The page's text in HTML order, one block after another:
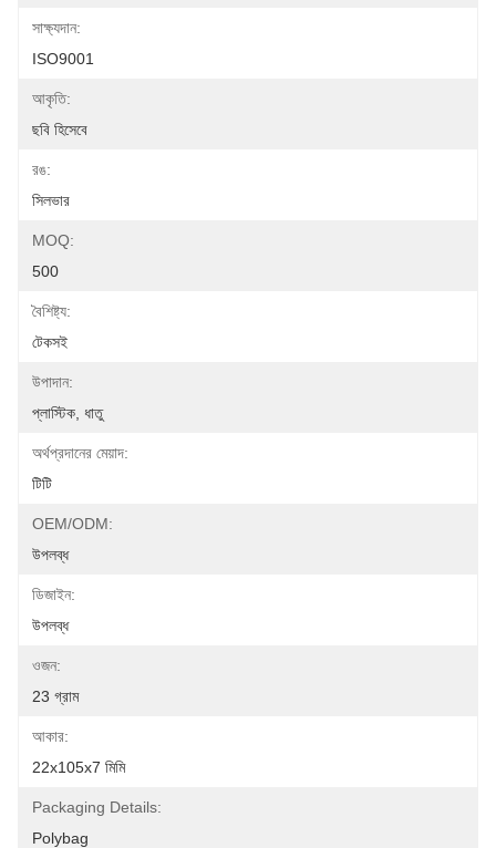
সাক্ষ্যদান:
ISO9001
আকৃতি:
ছবি হিসেবে
রঙ:
সিলভার
MOQ:
500
বৈশিষ্ট্য:
টেকসই
উপাদান:
প্লাস্টিক, ধাতু
অর্থপ্রদানের মেয়াদ:
টিটি
OEM/ODM:
উপলব্ধ
ডিজাইন:
উপলব্ধ
ওজন:
23 গ্রাম
আকার:
22x105x7 মিমি
Packaging Details:
Polybag